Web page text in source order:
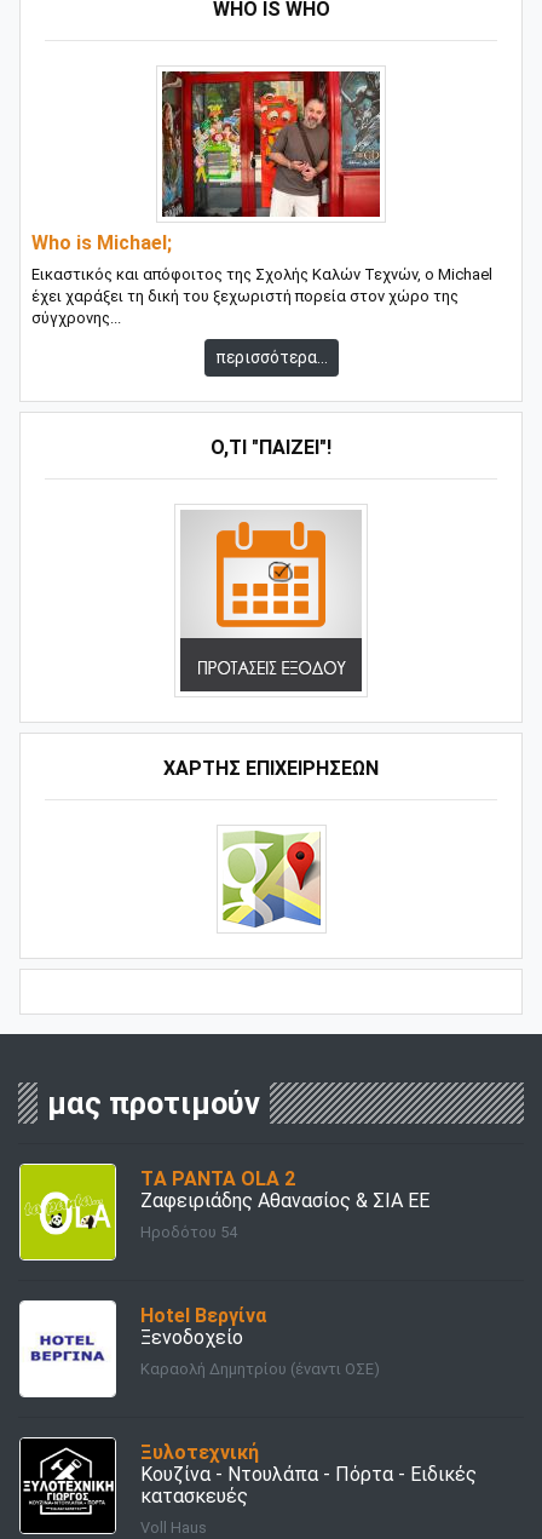
WHO IS WHO
Who is Michael;
Εικαστικός και απόφοιτος της Σχολής Καλών Τεχνών, ο Michael
έχει χαράξει τη δική του ξεχωριστή πορεία στον χώρο της
σύγχρονης...
περισσότερα...
Ό,ΤΙ "ΠΑΊΖΕΙ"!
ΧΑΡΤΗΣ ΕΠΙΧΕΙΡΗΣΕΩΝ
μας προτιμούν
TΑ PANTA OLA 2
Ζαφειριάδης Αθανασίος & ΣΙΑ ΕΕ
Ηροδότου 54
Hotel Βεργίνα
Ξενοδοχείο
Καραολή Δημητρίου (έναντι ΟΣΕ)
Ξυλοτεχνική
Κουζίνα - Ντουλάπα - Πόρτα - Ειδικές
κατασκευές
Voll Haus